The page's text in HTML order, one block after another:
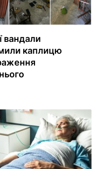
вандали
каплицю